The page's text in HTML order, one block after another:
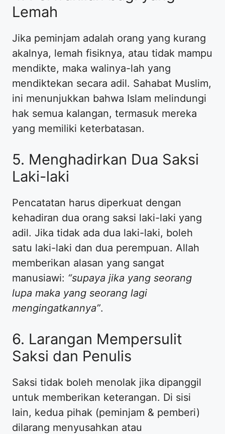
Lemah
Jika peminjam adalah orang yang kurang
akalnya, lemah fisiknya, atau tidak mampu
mendikte, maka walinya-lah yang
mendiktekan secara adil. Sahabat Muslim,
ini menunjukkan bahwa Islam melindungi
hak semua kalangan, termasuk mereka
yang memiliki keterbatasan.
5. Menghadirkan Dua Saksi
Laki-laki
Pencatatan harus diperkuat dengan
kehadiran dua orang saksi laki-laki yang
adil. Jika tidak ada dua laki-laki, boleh
satu laki-laki dan dua perempuan. Allah
memberikan alasan yang sangat
manusiawi: “supaya jika yang seorang
lupa maka yang seorang lagi
mengingatkannya”.
6. Larangan Mempersulit
Saksi dan Penulis
Saksi tidak boleh menolak jika dipanggil
untuk memberikan keterangan. Di sisi
lain, kedua pihak (peminjam & pemberi)
dilarang menyusahkan atau